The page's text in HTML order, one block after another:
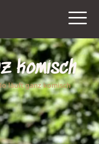
komisch
läuft ganz komisch